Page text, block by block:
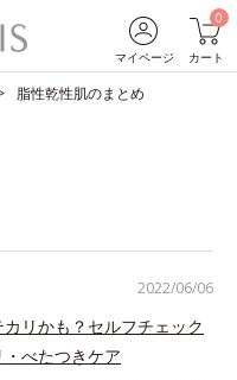
マイページ
0
カート
脂性乾性肌のまとめ
2022/06/06
リかも？セルフチェック
べたつきケア